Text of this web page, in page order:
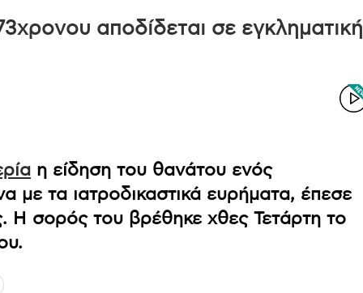
αποδίδεται σε εγκληματική
η είδηση του θανάτου ενός
τα ιατροδικαστικά ευρήματα, έπεσε
Η σορός του βρέθηκε χθες Τετάρτη το